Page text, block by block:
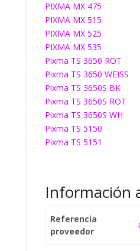
PIXMA MX 475
PIXMA MX 515
PIXMA MX 525
PIXMA MX 535
Pixma TS 3650 ROT
Pixma TS 3650 WEISS
Pixma TS 3650S BK
Pixma TS 3650S ROT
Pixma TS 3650S WH
Pixma TS 5150
Pixma TS 5151
Información
Referencia
proveedor